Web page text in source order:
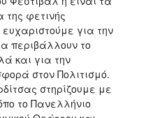
φετινής
για την
περιβάλλουν το
και για την
στον Πολιτισμό.
στηρίζουμε με
το Πανελλήνιο